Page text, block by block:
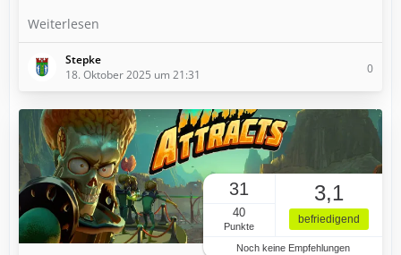
Weiterlesen
Stepke
18. Oktober 2025 um 21:31
0
31
40
Punkte
3,1
befriedigend
Noch keine Empfehlungen